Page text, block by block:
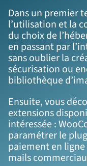
Dans un premier
l’utilisation et la
du choix de
en passant par
sans oublier la
sécurisation ou
bibliothèque
Ensuite, vous
extensions
intéressée :
paramétrer le
paiement en
mails